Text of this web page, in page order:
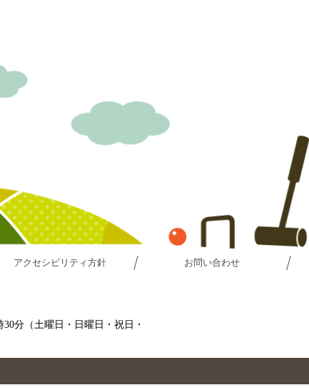
アクセシビリティ方針 お問い合わせ
30分（土曜日・日曜日・祝日・